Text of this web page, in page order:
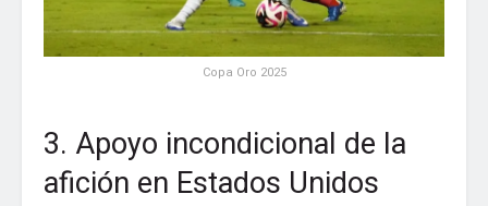
Copa Oro 2025
3. Apoyo incondicional de la
afición en Estados Unidos